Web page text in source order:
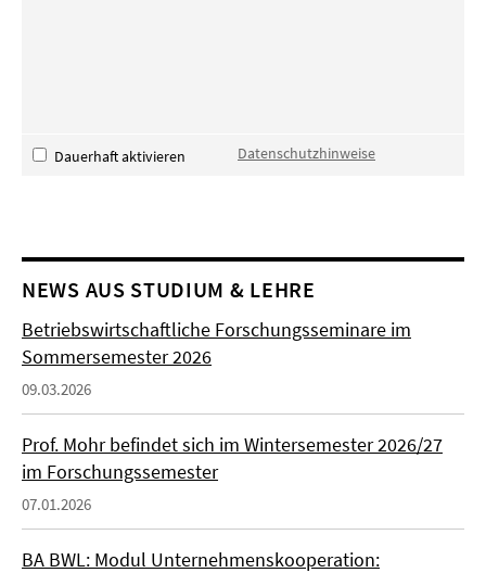
Dauerhaft aktivieren Datenschutzhinweise
NEWS AUS STUDIUM & LEHRE
Betriebswirtschaftliche Forschungsseminare im
Sommersemester 2026
09.03.2026
Prof. Mohr befindet sich im Wintersemester 2026/27
im Forschungssemester
07.01.2026
BA BWL: Modul Unternehmenskooperation: